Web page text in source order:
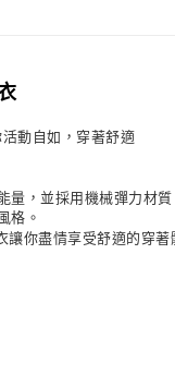
每筆NT$80，
每筆NT$80，
動自如，穿著舒適
，並採用機械彈力材質
格。
你盡情享受舒適的穿著